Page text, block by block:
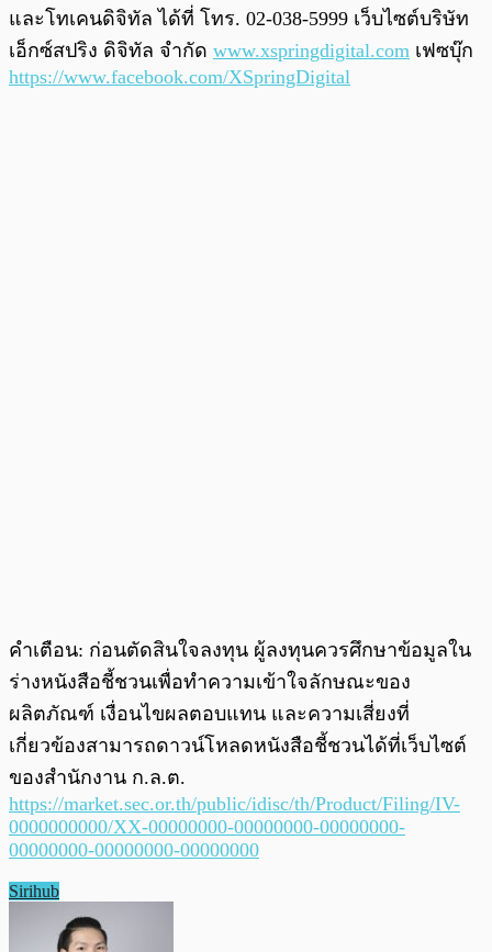
และโทเคนดิจิทัล ได้ที่ โทร. 02-038-5999 เว็บไซต์บริษัท
เอ็กซ์สปริง ดิจิทัล จำกัด www.xspringdigital.com เฟซบุ๊ก
https://www.facebook.com/XSpringDigital
คำเตือน: ก่อนตัดสินใจลงทุน ผู้ลงทุนควรศึกษาข้อมูลใน
ร่างหนังสือชี้ชวนเพื่อทำความเข้าใจลักษณะของ
ผลิตภัณฑ์ ­­เงื่อนไขผลตอบแทน และความเสี่ยงที่
เกี่ยวข้องสามารถดาวน์โหลดหนังสือชี้ชวนได้ที่เว็บไซต์
ของสำนักงาน ก.ล.ต.
https://market.sec.or.th/public/idisc/th/Product/Filing/IV-
0000000000/XX-00000000-00000000-00000000-
00000000-00000000-00000000
Sirihub